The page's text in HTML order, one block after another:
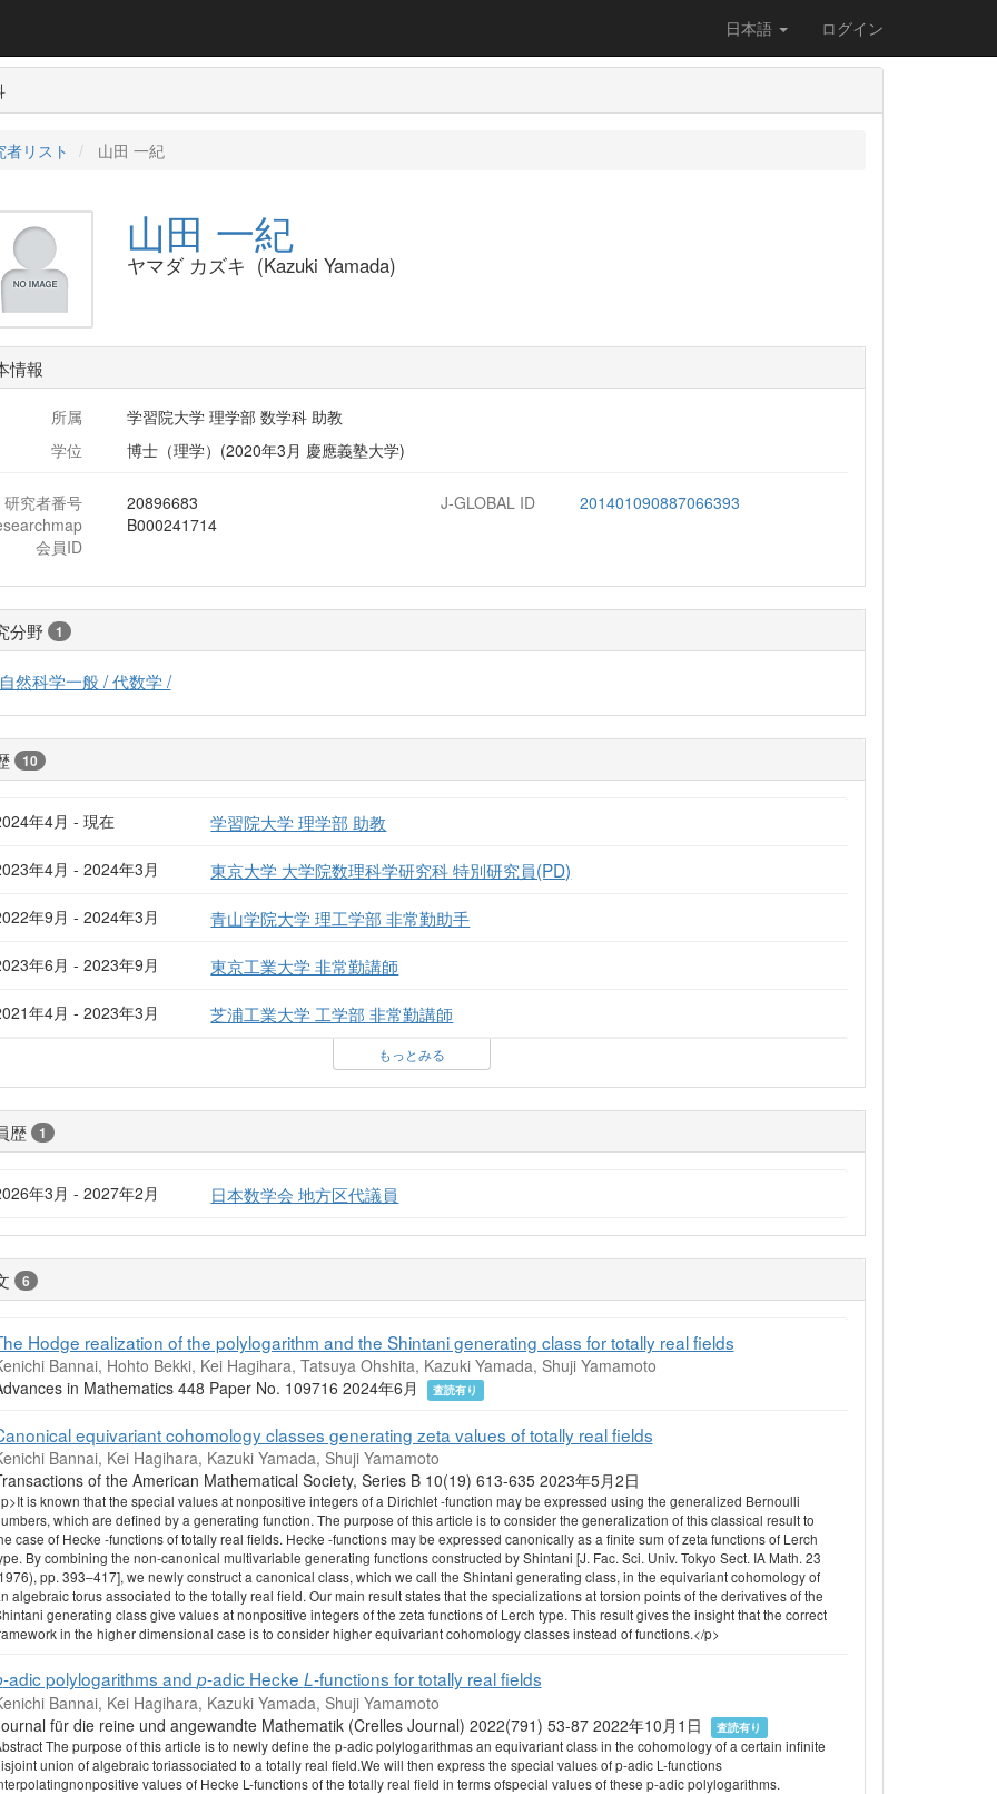
日本語 ログイン
者リスト 山田 一紀
山田 一紀
ヤマダ カズキ (Kazuki Yamada)
情報
所属
学習院大学 理学部 数学科 助教
学位
博士（理学）(2020年3月 慶應義塾大学)
研究者番号 20896683 J-GLOBAL ID
201401090887066393
会員ID
B000241714
分野 1
然科学一般 / 代数学 /
10
年4月 - 現在 学習院大学 理学部 助教
年4月 - 2024年3月 東京大学 大学院数理科学研究科 特別研究員(PD)
年9月 - 2024年3月 青山学院大学 理工学部 非常勤助手
年6月 - 2023年9月 東京工業大学 非常勤講師
年4月 - 2023年3月 芝浦工業大学 工学部 非常勤講師
もっとみる
歴 1
年3月 - 2027年2月 日本数学会 地方区代議員
6
Hodge realization of the polylogarithm and the Shintani generating class for totally real fields
Bannai, Hohto Bekki, Kei Hagihara, Tatsuya Ohshita, Kazuki Yamada, Shuji Yamamoto
in Mathematics 448 Paper No. 109716 2024年6月
査読有り
equivariant cohomology classes generating zeta values of totally real fields
Bannai, Kei Hagihara, Kazuki Yamada, Shuji Yamamoto
of the American Mathematical Society, Series B 10(19) 613-635 2023年5月2日
is known that the special values at nonpositive integers of a Dirichlet -function may be expressed using the generalized Bernoulli
which are defined by a generating function. The purpose of this article is to consider the generalization of this classical result to
case of Hecke -functions of totally real fields. Hecke -functions may be expressed canonically as a finite sum of zeta functions of Lerch
By combining the non-canonical multivariable generating functions constructed by Shintani [J. Fac. Sci. Univ. Tokyo Sect. IA Math. 23
pp. 393–417], we newly construct a canonical class, which we call the Shintani generating class, in the equivariant cohomology of
algebraic torus associated to the totally real field. Our main result states that the specializations at torsion points of the derivatives of the
generating class give values at nonpositive integers of the zeta functions of Lerch type. This result gives the insight that the correct
in the higher dimensional case is to consider higher equivariant cohomology classes instead of functions.</p>
-adic polylogarithms and p-adic Hecke L-functions for totally real fields
Bannai, Kei Hagihara, Kazuki Yamada, Shuji Yamamoto
für die reine und angewandte Mathematik (Crelles Journal) 2022(791) 53-87 2022年10月1日
査読有り
The purpose of this article is to newly define the p-adic polylogarithmas an equivariant class in the cohomology of a certain infinite
union of algebraic toriassociated to a totally real field.We will then express the special values of p-adic L-functions
values of Hecke L-functions of the totally real field in terms ofspecial values of these p-adic polylogarithms.